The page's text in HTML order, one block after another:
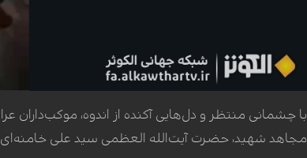
با چشمانی منتظر و دل‌هایی آکنده از اندوه، موکب‌داران
مجاهد شهید، حضرت آیت‌الله العظمی سید علی خامنه‌ای،